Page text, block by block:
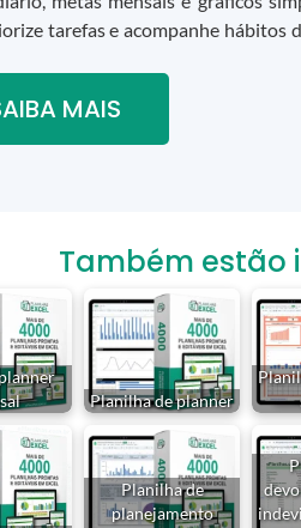
tarefas e acompanhe hábitos
MAIS
Também estão
Planilha de planner
Planilha de
planejamento